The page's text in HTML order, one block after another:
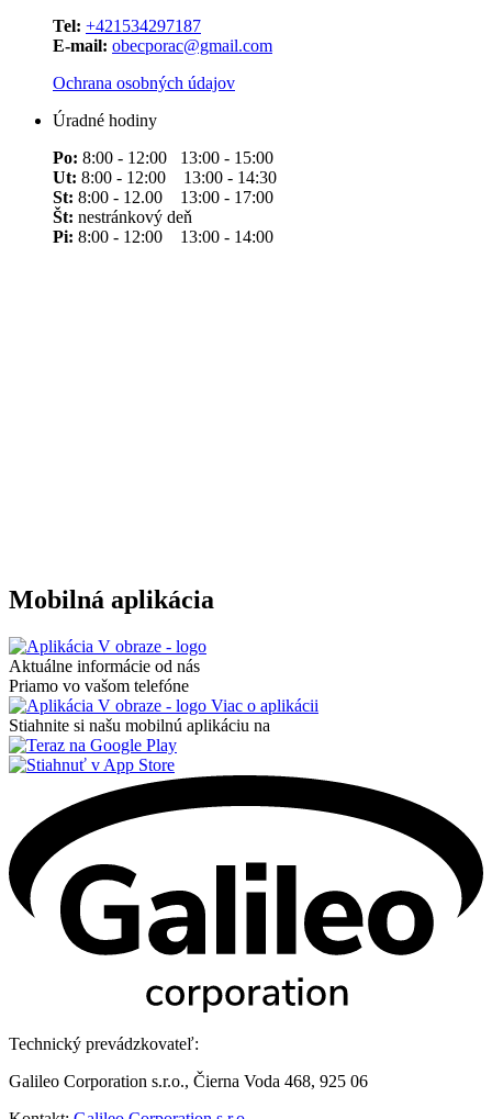
Tel: +421534297187
E-mail: obecporac@gmail.com
Ochrana osobných údajov
Úradné hodiny
Po: 8:00 - 12:00 13:00 - 15:00
Ut: 8:00 - 12:00 13:00 - 14:30
St: 8:00 - 12.00 13:00 - 17:00
Št: nestránkový deň
Pi: 8:00 - 12:00 13:00 - 14:00
Mobilná aplikácia
Aktuálne informácie od nás
Priamo vo vašom telefóne
Viac o aplikácii
Stiahnite si našu mobilnú aplikáciu na
Technický prevádzkovateľ:
Galileo Corporation s.r.o., Čierna Voda 468, 925 06